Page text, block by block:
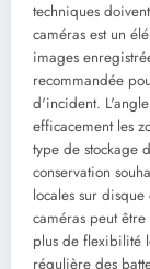
techniques
caméras est un
images
recommandée
d'incident.
efficacement les
type de stockage
conservation
locales sur
caméras peut
plus de flexibilité
régulière des